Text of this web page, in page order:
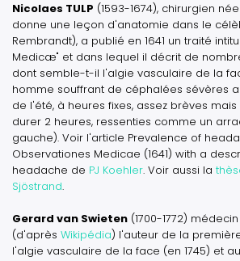
Nicolaes TULP (1593-1674), chirurgien
donne une leçon d'anatomie dans le
Rembrandt), a publié en 1641 un traité
Medicæ" et dans lequel il décrit de
dont semble-t-il l'algie vasculaire de la
homme souffrant de céphalées sévères
de l'été, à heures fixes, assez brèves
durer 2 heures, ressenties comme un
gauche). Voir l'article Prevalence of
Observationes Medicae (1641) with a
headache de PJ Koehler. Voir aussi la
Sjöstrand.
Gerard van Swieten (1700-1772)
(d'après Wikipédia) l'auteur de la
l'algie vasculaire de la face (en 1745) et